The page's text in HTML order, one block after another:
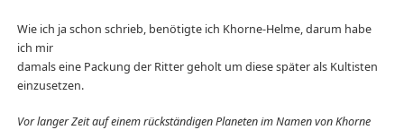
Wie ich ja schon schrieb, benötigte ich Khorne-Helme, darum habe
ich mir
damals eine Packung der Ritter geholt um diese später als Kultisten
einzusetzen.
Vor langer Zeit auf einem rückständigen Planeten im Namen von Khorne